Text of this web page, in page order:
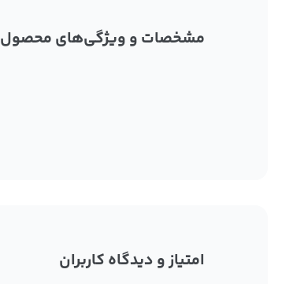
مشخصات و ویژگی‌های محصول
امتیاز و دیدگاه کاربران